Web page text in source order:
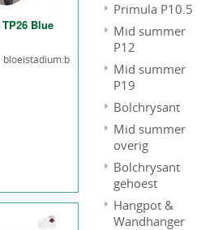
Blue
bloeistadium:b
Primula P10.5
Mid summer
P12
Mid summer
P19
Bolchrysant
Mid summer
overig
Bolchrysant
gehoest
Hangpot &
Wandhanger